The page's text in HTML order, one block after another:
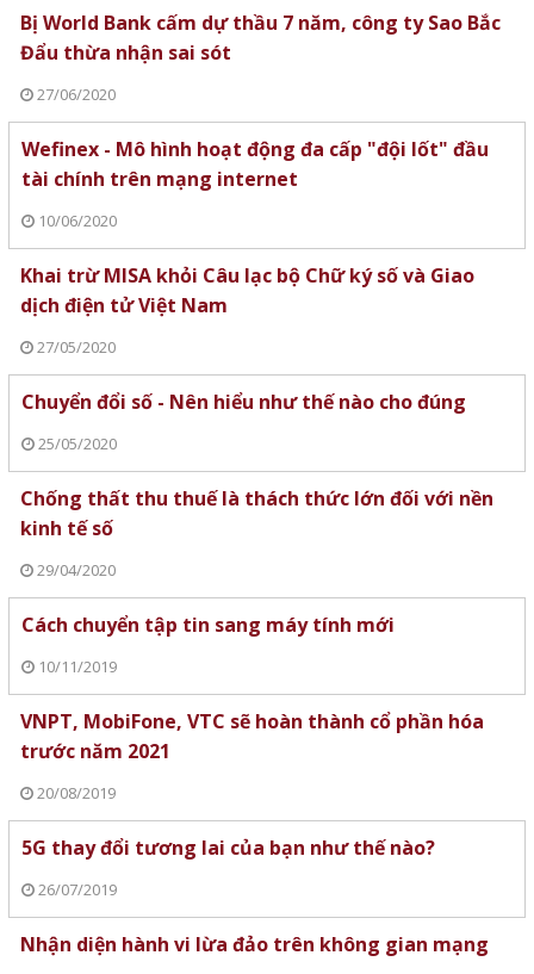
Bị World Bank cấm dự thầu 7 năm, công ty Sao Bắc
Đẩu thừa nhận sai sót
27/06/2020
Wefinex - Mô hình hoạt động đa cấp "đội lốt" đầu
tài chính trên mạng internet
10/06/2020
Khai trừ MISA khỏi Câu lạc bộ Chữ ký số và Giao
dịch điện tử Việt Nam
27/05/2020
Chuyển đổi số - Nên hiểu như thế nào cho đúng
25/05/2020
Chống thất thu thuế là thách thức lớn đối với nền
kinh tế số
29/04/2020
Cách chuyển tập tin sang máy tính mới
10/11/2019
VNPT, MobiFone, VTC sẽ hoàn thành cổ phần hóa
trước năm 2021
20/08/2019
5G thay đổi tương lai của bạn như thế nào?
26/07/2019
Nhận diện hành vi lừa đảo trên không gian mạng